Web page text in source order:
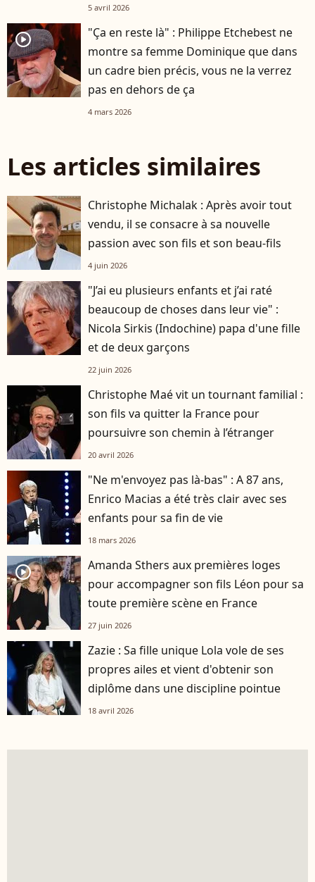
5 avril 2026
player2
"Ça en reste là" : Philippe Etchebest ne
montre sa femme Dominique que dans
un cadre bien précis, vous ne la verrez
pas en dehors de ça
4 mars 2026
Les articles similaires
Christophe Michalak : Après avoir tout
vendu, il se consacre à sa nouvelle
passion avec son fils et son beau-fils
4 juin 2026
"J’ai eu plusieurs enfants et j’ai raté
beaucoup de choses dans leur vie" :
Nicola Sirkis (Indochine) papa d'une fille
et de deux garçons
22 juin 2026
Christophe Maé vit un tournant familial :
son fils va quitter la France pour
poursuivre son chemin à l’étranger
20 avril 2026
"Ne m'envoyez pas là-bas" : A 87 ans,
Enrico Macias a été très clair avec ses
enfants pour sa fin de vie
18 mars 2026
player2
Amanda Sthers aux premières loges
pour accompagner son fils Léon pour sa
toute première scène en France
27 juin 2026
Zazie : Sa fille unique Lola vole de ses
propres ailes et vient d'obtenir son
diplôme dans une discipline pointue
18 avril 2026